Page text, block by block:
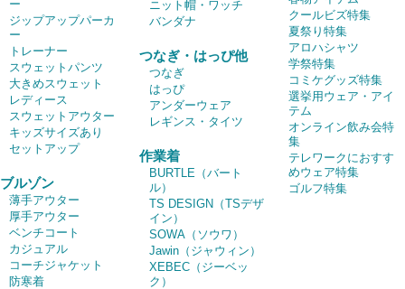
ー
ジップアップパーカ
ー
トレーナー
スウェットパンツ
大きめスウェット
レディース
スウェットアウター
キッズサイズあり
セットアップ
ブルゾン
薄手アウター
厚手アウター
ベンチコート
カジュアル
コーチジャケット
防寒着
ニット帽・ワッチ
バンダナ
つなぎ・はっぴ他
つなぎ
はっぴ
アンダーウェア
レギンス・タイツ
作業着
BURTLE（バート
ル）
TS DESIGN（TSデザ
イン）
SOWA（ソウワ）
Jawin（ジャウィン）
XEBEC（ジーベッ
ク）
クールビズ特集
夏祭り特集
アロハシャツ
学祭特集
コミケグッズ特集
選挙用ウェア・アイ
テム
オンライン飲み会特
集
テレワークにおすす
めウェア特集
ゴルフ特集